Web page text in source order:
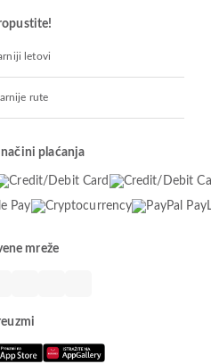
letovi
rute
plaćanja
mreže